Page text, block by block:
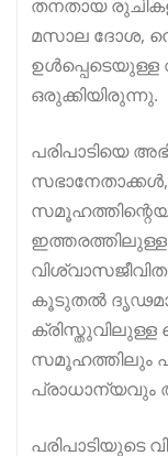
തനതായ
മസാല ദോശ,
ഉൾപ്പെടെയുള്ള
ഒരുക്കിയിരുന്നു.
പരിപാടിയെ
കൂടുതൽ
സമൂഹത്തിലും
പ്രാധാന്യവും
പരിപാടിയുടെ